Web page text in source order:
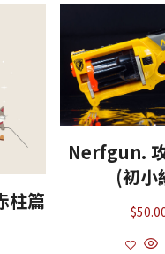
柱篇
Nerfgun.
(初小
$